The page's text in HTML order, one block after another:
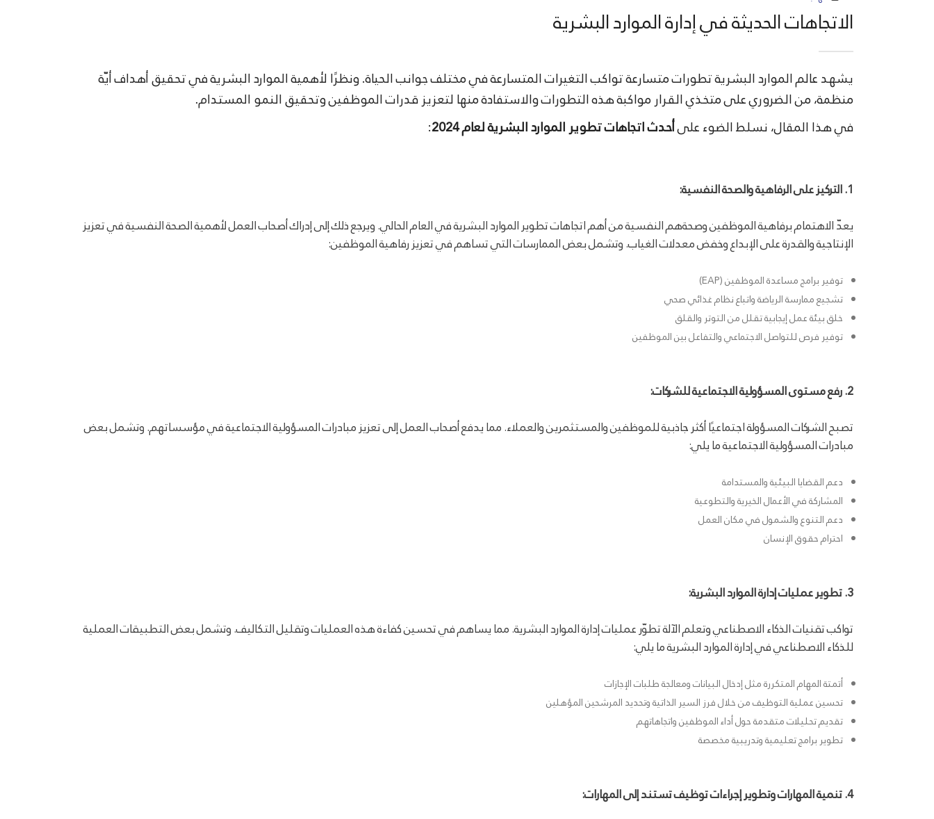
الاتجاهات الحديثة في إدارة الموارد البشرية
يشهد عالم الموارد البشرية تطورات متسارعة تواكب التغيرات المتسارعة في مختلف جوانب الحياة. ونظرًا لأهمية الموارد البشرية في تحقيق أهداف أيّة
منظمة، من الضروري على متخذي القرار مواكبة هذه التطورات والاستفادة منها لتعزيز قدرات الموظفين وتحقيق النمو المستدام.
في هذا المقال، نسلط الضوء علىأحدث اتجاهات تطوير الموارد البشرية لعام 2024 :
1. التركيز على الرفاهية والصحة النفسية:
يعدّ الاهتمام برفاهية الموظفين وصحةهم النفسية من أهم اتجاهات تطوير الموارد البشرية في العام الحالي. ويرجع ذلك إلى إدراك أصحاب العمل لأهمية الصحة النفسية في تعزيز
الإنتاجية والقدرة على الإبداع وخفض معدلات الغياب. وتشمل بعض الممارسات التي تساهم في تعزيز رفاهية الموظفين:
توفير برامج مساعدة الموظفين (EAP)
تشجيع ممارسة الرياضة واتباع نظام غذائي صحي
خلق بيئة عمل إيجابية تقلل من التوتر والقلق
توفير فرص للتواصل الاجتماعي والتفاعل بين الموظفين
2. رفع مستوى المسؤولية الاجتماعية للشركات:
تصبح الشركات المسؤولة اجتماعيًا أكثر جاذبية للموظفين والمستثمرين والعملاء. مما يدفع أصحاب العمل إلى تعزيز مبادرات المسؤولية الاجتماعية في مؤسساتهم. وتشمل بعض
مبادرات المسؤولية الاجتماعية ما يلي:
دعم القضايا البيئية والمستدامة
المشاركة في الأعمال الخيرية والتطوعية
دعم التنوع والشمول في مكان العمل
احترام حقوق الإنسان
3. تطوير عمليات إدارة الموارد البشرية:
تواكب تقنيات الذكاء الاصطناعي وتعلم الآلة تطوّر عمليات إدارة الموارد البشرية. مما يساهم في تحسين كفاءة هذه العمليات وتقليل التكاليف. وتشمل بعض التطبيقات العملية
للذكاء الاصطناعي في إدارة الموارد البشرية ما يلي:
أتمتة المهام المتكررة مثل إدخال البيانات ومعالجة طلبات الإجازات
تحسين عملية التوظيف من خلال فرز السير الذاتية وتحديد المرشحين المؤهلين
تقديم تحليلات متقدمة حول أداء الموظفين واتجاهاتهم
تطوير برامج تعليمية وتدريبية مخصصة
4. تنمية المهارات وتطوير إجراءات توظيف تستند إلى المهارات: